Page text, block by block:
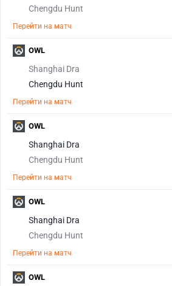
Chengdu Hunt
Перейти на матч
Shanghai Dra
Chengdu Hunt
Перейти на матч
OWL
Shanghai Dra
Chengdu Hunt
Перейти на матч
OWL
Shanghai Dra
Chengdu Hunt
Перейти на матч
OWL
OWL